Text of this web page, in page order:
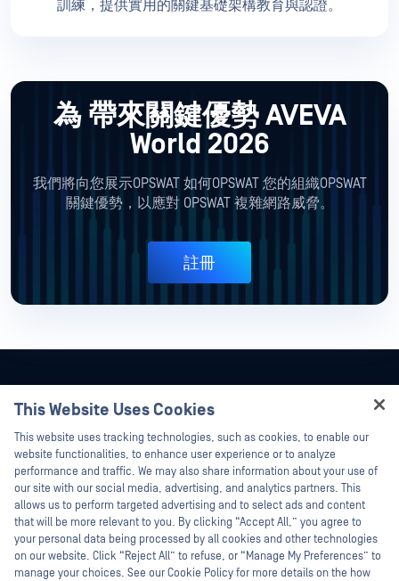
訓練，提供實用的關鍵基礎架構教育與認證。
為帶來關鍵優勢 AVEVA
World 2026
我們將向您展示OPSWAT 如何OPSWAT 您的組織OPSWAT
關鍵優勢，以應對OPSWAT 複雜網路威脅。
註冊
This Website Uses Cookies
This website uses tracking technologies, such as cookies, to enable our
website functionalities, to enhance user experience or to analyze
performance and traffic. We may also share information about your use of
our site with our social media, advertising, and analytics partners. This
allows us to perform targeted advertising and to select ads and content
that will be more relevant to you. By clicking “Accept All,” you agree to
your personal data being processed by all cookies and other technologies
on our website. Click “Reject All” to refuse, or “Manage My Preferences” to
manage your choices. See our Cookie Policy for more details on the how
Hey there!
I'm Ozzy, your OPSWAT virtual assistant.
How can I help you secure what's critical
today?